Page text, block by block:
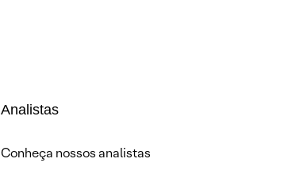
Analistas
Conheça nossos analistas